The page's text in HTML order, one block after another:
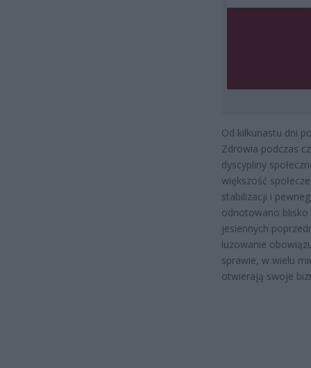
Od kilkunastu dni
Zdrowia podczas
dyscypliny
większość
stabilizacji i
odnotowano blisko
jesiennych
luzowanie
sprawie, w wielu
otwierają swoje